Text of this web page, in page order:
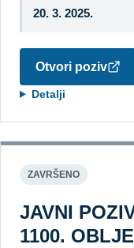
20. 3. 2025.
Otvori poziv
Detalji
ZAVRŠENO
JAVNI
1100.